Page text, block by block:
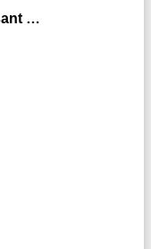
…